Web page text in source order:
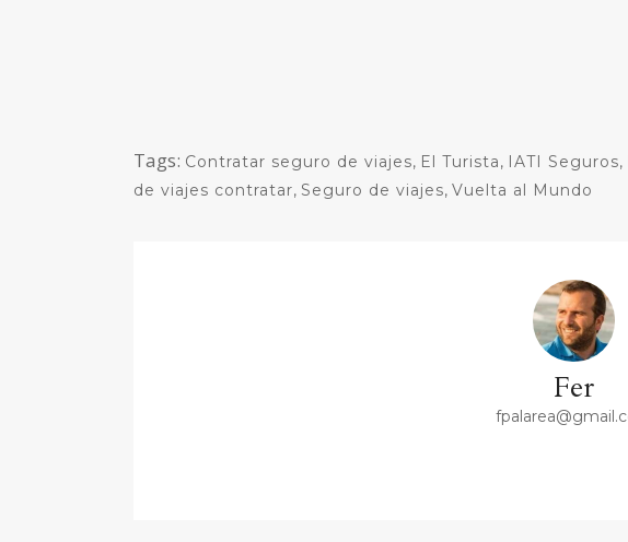
Tags: Contratar seguro de viajes, El Turista, IATI Seguros,
de viajes contratar, Seguro de viajes, Vuelta al Mundo
Fer